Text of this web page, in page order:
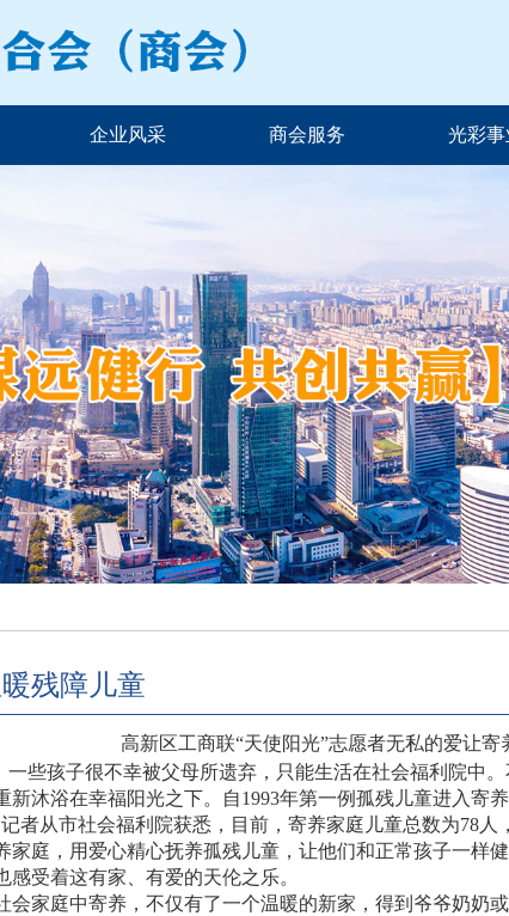
企业风采 商会服务 光彩事
残障儿童
高新区工商联“天使阳光”志愿者无私的爱让
一些孩子很不幸被父母所遗弃，只能生活在社会福利院中
新沐浴在幸福阳光之下。自1993年第一例孤残儿童进入寄
者从市社会福利院获悉，目前，寄养家庭儿童总数为78
家庭，用爱心精心抚养孤残儿童，让他们和正常孩子一样
感受着这有家、有爱的天伦之乐。
家庭中寄养，不仅有了一个温暖的新家，得到爷爷奶奶